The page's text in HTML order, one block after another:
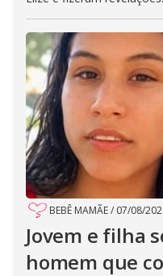
BEBÊ MAMÃE/ 07/08/
Jovem e filha
homem que